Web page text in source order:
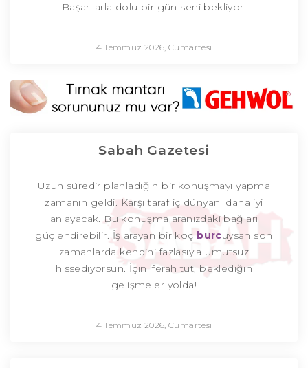
Başarılarla dolu bir gün seni bekliyor!
4 Temmuz 2026, Cumartesi
Sabah Gazetesi
Uzun süredir planladığın bir konuşmayı yapma
zamanın geldi. Karşı taraf iç dünyanı daha iyi
anlayacak. Bu konuşma aranızdaki bağları
güçlendirebilir. İş arayan bir koç burcuysan son
zamanlarda kendini fazlasıyla umutsuz
hissediyorsun. İçini ferah tut, beklediğin
gelişmeler yolda!
4 Temmuz 2026, Cumartesi